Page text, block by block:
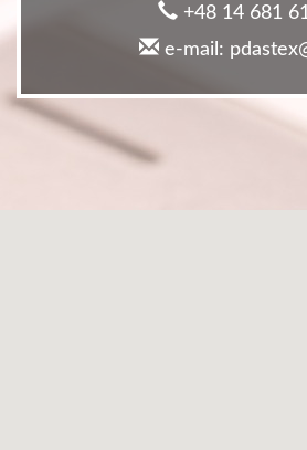
+48 14 681
e-mail: